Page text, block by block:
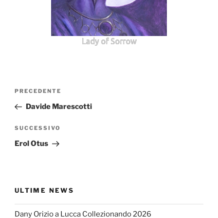
Lady of Sorrow
Navigazione
Articolo
precedente:
PRECEDENTE
Davide Marescotti
Articolo
successivo
SUCCESSIVO
Erol Otus
ULTIME NEWS
Dany Orizio a Lucca Collezionando 2026